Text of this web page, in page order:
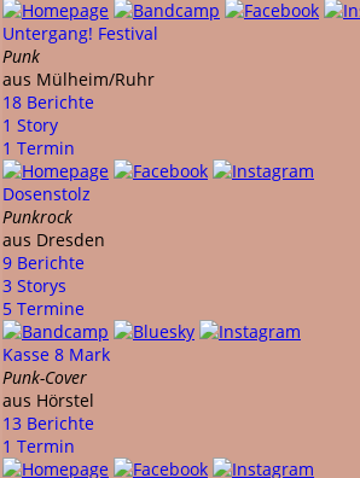
Untergang! Festival
Punk
aus Mülheim/Ruhr
18 Berichte
1 Story
1 Termin
Dosenstolz
Punkrock
aus Dresden
9 Berichte
3 Storys
5 Termine
Kasse 8 Mark
Punk-Cover
aus Hörstel
13 Berichte
1 Termin